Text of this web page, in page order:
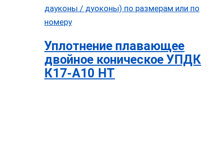
Уплотнение плавающее
двойное коническое УПДК
К17-А10 НТ